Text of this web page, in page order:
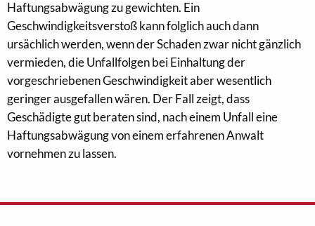
Haftungsabwägung zu gewichten. Ein
Geschwindigkeitsverstoß kann folglich auch dann
ursächlich werden, wenn der Schaden zwar nicht gänzlich
vermieden, die Unfallfolgen bei Einhaltung der
vorgeschriebenen Geschwindigkeit aber wesentlich
geringer ausgefallen wären. Der Fall zeigt, dass
Geschädigte gut beraten sind, nach einem Unfall eine
Haftungsabwägung von einem erfahrenen Anwalt
vornehmen zu lassen.